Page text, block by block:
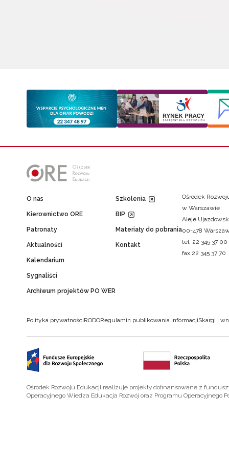
O nas
Kierownictwo ORE
Patronaty
Aktualności
Kalendarium
Sygnaliści
Archiwum projektów PO WER
Szkolenia
BIP
Materiały do pobrania
Kontakt
Ośrodek
w Warszawie
Aleje
00-478
tel. 22 345 37 00
fax 22 345 37 70
Polityka prywatnościRODORegulamin publikowania informacjiSkargi i
Ośrodek Rozwoju Edukacji realizuje projekty dofinansowane z
Operacyjnego Wiedza Edukacja Rozwój oraz Programu Operacyjnego